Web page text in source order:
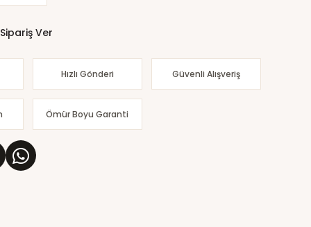
Ver
Hızlı Gönderi Güvenli Alışveriş
Ömür Boyu Garanti